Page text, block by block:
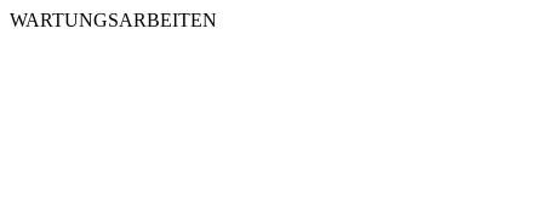
WARTUNGSARBEITEN